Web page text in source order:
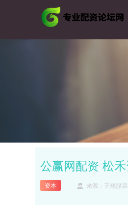
公赢网配资 松
资本 来源：正规股